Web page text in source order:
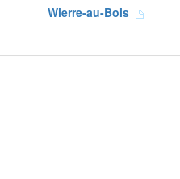
Wierre-au-Bois